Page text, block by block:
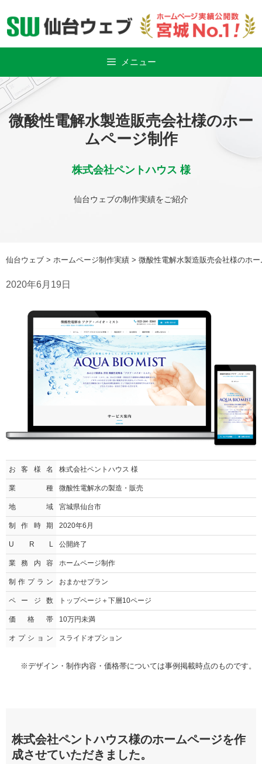
メニュー
微酸性電解水製造販売会社様のホー
ムページ制作
株式会社ペントハウス 様
仙台ウェブの制作実績をご紹介
仙台ウェブ > ホームページ制作実績 > 微酸性電解水製造販売会社様のホ
2020年6月19日
お客様名 株式会社ペントハウス 様
業種 微酸性電解水の製造・販売
地域 宮城県仙台市
制作時期 2020年6月
U R L 公開終了
業務内容 ホームページ制作
制作プラン おまかせプラン
ページ数 トップページ＋下層10ページ
価格帯 10万円未満
オプション スライドオプション
※デザイン・制作内容・価格帯については事例掲載時点のものです。
株式会社ペントハウス様のホームページを作
成させていただきました。